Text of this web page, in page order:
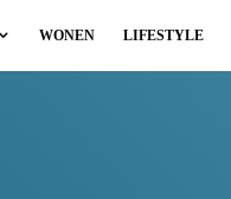
WONEN LIFESTYLE